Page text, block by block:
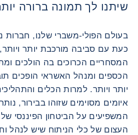
שיתנו לך תמונה ברורה
בעולם הפולי-משברי שלנו, חברות
כעת עם סביבה מורכבת יותר
המסחריים הכרוכים בה הולכים
הכספים ומנהל האשראי הופכים
יותר ויותר. למרות הכלים
איומים מסוימים שזוהו בבירור,
המשפיעים על הביטחון הפיננסי
העצום של כלי הניתוח שיש לנהל